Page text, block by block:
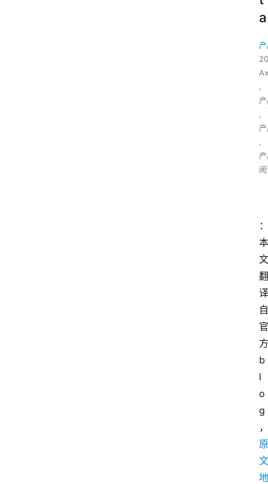
a
,
,
,
：
本
文
翻
译
自
官
方
b
l
o
g
，
原
文
地